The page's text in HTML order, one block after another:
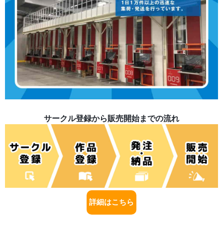
サークル登録から販売開始までの流れ
詳細はこちら